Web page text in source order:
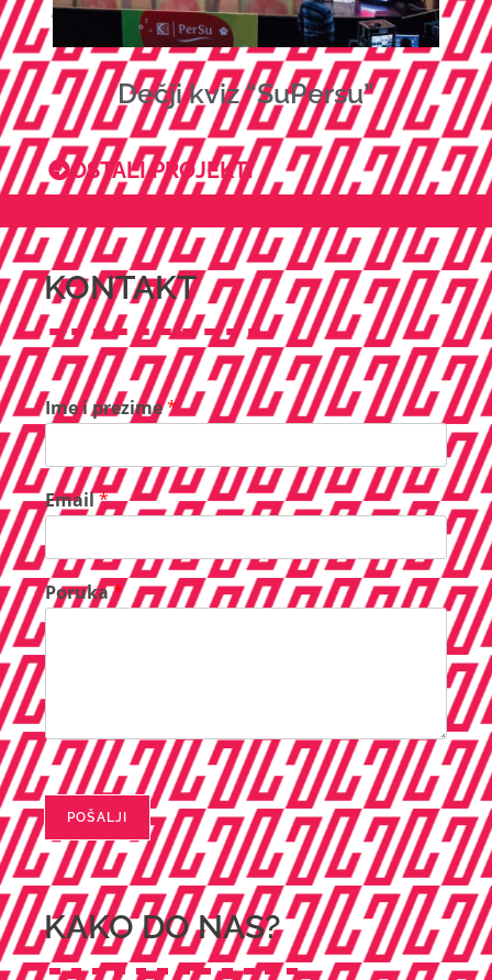
Dečji kviz “SuPersu”
OSTALI PROJEKTI
KONTAKT
Ime i prezime*
Email*
Poruka*
POŠALJI
KAKO DO NAS?